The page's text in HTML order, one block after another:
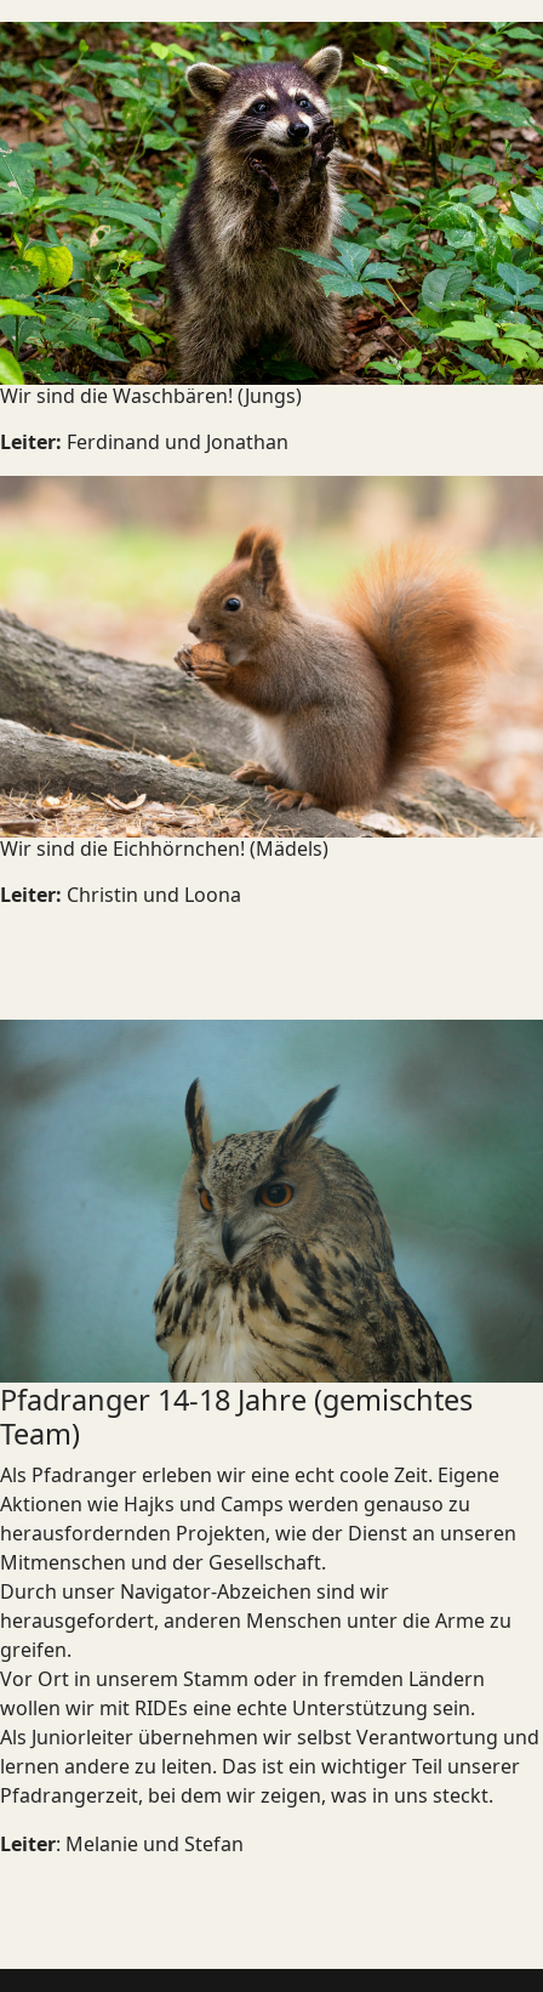
Wir sind die Waschbären! (Jungs)
Leiter: Ferdinand und Jonathan
Wir sind die Eichhörnchen! (Mädels)
Leiter: Christin und Loona
Pfadranger 14-18 Jahre (gemischtes
Team)
Als Pfadranger erleben wir eine echt coole Zeit. Eigene
Aktionen wie Hajks und Camps werden genauso zu
herausfordernden Projekten, wie der Dienst an unseren
Mitmenschen und der Gesellschaft.
Durch unser Navigator-Abzeichen sind wir
herausgefordert, anderen Menschen unter die Arme zu
greifen.
Vor Ort in unserem Stamm oder in fremden Ländern
wollen wir mit RIDEs eine echte Unterstützung sein.
Als Juniorleiter übernehmen wir selbst Verantwortung und
lernen andere zu leiten. Das ist ein wichtiger Teil unserer
Pfadrangerzeit, bei dem wir zeigen, was in uns steckt.
Leiter: Melanie und Stefan